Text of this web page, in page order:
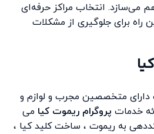
می‌سازد. انتخاب مراکز حرفه‌ای
راه برای جلوگیری از مشکلات
متخصصین مجرب و لوازم و
خدمات پروگرام ریموت کیا می
به ریموت ، ساخت کلید کیا ،